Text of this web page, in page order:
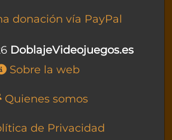
donación vía PayPal
DoblajeVideojuegos.es
Sobre la web
Quienes somos
de Privacidad